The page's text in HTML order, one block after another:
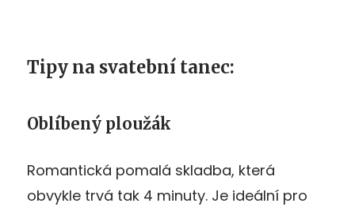
Tipy na svatební tanec:
Oblíbený ploužák
Romantická pomalá skladba, která
obvykle trvá tak 4 minuty. Je ideální pro